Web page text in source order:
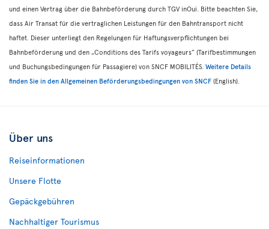
und einen Vertrag über die Bahnbeförderung durch TGV inOui. Bitte beachten Sie,
dass Air Transat für die vertraglichen Leistungen für den Bahntransport nicht
haftet. Dieser unterliegt den Regelungen für Haftungsverpflichtungen bei
Bahnbeförderung und den „Conditions des Tarifs voyageurs” (Tarifbestimmungen
und Buchungsbedingungen für Passagiere) von SNCF MOBILITÉS. Weitere Details
finden Sie in den Allgemeinen Beförderungsbedingungen von SNCF (English).
Über uns
Reiseinformationen
Unsere Flotte
Gepäckgebühren
Nachhaltiger Tourismus